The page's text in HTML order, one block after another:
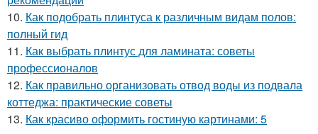
10. Как подобрать плинтуса к различным видам полов:
полный гид
11. Как выбрать плинтус для ламината: советы
профессионалов
12. Как правильно организовать отвод воды из подвала
коттеджа: практические советы
13. Как красиво оформить гостиную картинами: 5